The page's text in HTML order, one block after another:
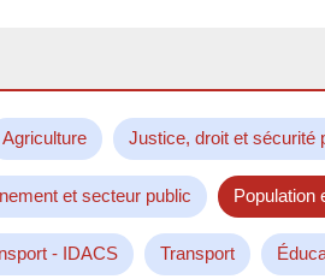
Agriculture Justice, droit et sécurité
et secteur public Population
- IDACS Transport